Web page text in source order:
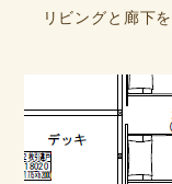
リビングと廊下